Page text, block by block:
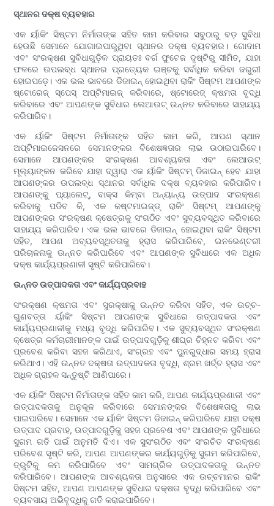
ସ୍ଥାନର ଦକ୍ଷ ବ୍ୟବହାର
ଏକ ର୍ୟାକିଂ ସିଷ୍ଟମ ନିର୍ମାତାଙ୍କ ସହିତ କାମ କରିବାର ସବୁଠାରୁ ବଡ଼ ସୁବିଧା
ହେଉଛି ସେମାନେ ଯୋଗାଇପାରୁଥିବା ସ୍ଥାନର ଦକ୍ଷ ବ୍ୟବହାର। ଗୋଦାମ
ଏବଂ ସଂରକ୍ଷଣ ସୁବିଧାଗୁଡ଼ିକ ପ୍ରାୟତଃ ବର୍ଗ ଫୁଟେଜ ଦୃଷ୍ଟିରୁ ସୀମିତ, ଯାହା
ଫଳରେ ଉପଲବ୍ଧ ସ୍ଥାନର ପ୍ରତ୍ୟେକ ଇଞ୍ଚକୁ ସର୍ବାଧିକ କରିବା ଜରୁରୀ
ହୋଇପଡ଼େ। ଏକ ଭଲ ଭାବରେ ଡିଜାଇନ୍ ହୋଇଥିବା ରାକିଂ ସିଷ୍ଟମ ଆପଣଙ୍କ
ଷ୍ଟୋରେଜ୍ ସ୍ପେସ୍ ଅପ୍ଟିମାଇଜ୍ କରିବାରେ, ଷ୍ଟୋରେଜ୍ କ୍ଷମତା ବୃଦ୍ଧି
କରିବାରେ ଏବଂ ଆପଣଙ୍କ ସୁବିଧାର ଲେଆଉଟ୍ ଉନ୍ନତ କରିବାରେ ସାହାଯ୍ୟ
କରିପାରିବ।
ଏକ ର୍ୟାକିଂ ସିଷ୍ଟମ ନିର୍ମାତାଙ୍କ ସହିତ କାମ କରି, ଆପଣ ସ୍ଥାନ
ଅପ୍ଟିମାଇଜେସନରେ ସେମାନଙ୍କର ବିଶେଷଜ୍ଞତାର ଲାଭ ଉଠାଇପାରିବେ।
ସେମାନେ ଆପଣଙ୍କର ସଂରକ୍ଷଣ ଆବଶ୍ୟକତା ଏବଂ ଲେଆଉଟ୍
ମୂଲ୍ୟାଙ୍କନ କରିବେ ଯାହା ଦ୍ୱାରା ଏକ ର୍ୟାକିଂ ସିଷ୍ଟମ୍ ଡିଜାଇନ୍ ହେବ ଯାହା
ଆପଣଙ୍କର ଉପଲବ୍ଧ ସ୍ଥାନର ସର୍ବାଧିକ ଦକ୍ଷ ବ୍ୟବହାର କରିପାରିବ।
ଆପଣଙ୍କୁ ପ୍ୟାଲେଟ୍, ବାକ୍ସ କିମ୍ବା ଅନ୍ୟାନ୍ୟ ଉତ୍ପାଦ ସଂରକ୍ଷଣ
କରିବାକୁ ପଡିବ କି, ଏକ କଷ୍ଟମାଇଜ୍ଡ୍ ରାକିଂ ସିଷ୍ଟମ୍ ଆପଣଙ୍କୁ
ଆପଣଙ୍କର ସଂରକ୍ଷଣ କ୍ଷେତ୍ରକୁ ସଂଗଠିତ ଏବଂ ସୁବ୍ୟବସ୍ଥିତ କରିବାରେ
ସାହାଯ୍ୟ କରିପାରିବ। ଏକ ଭଲ ଭାବରେ ଡିଜାଇନ୍ ହୋଇଥିବା ରାକିଂ ସିଷ୍ଟମ
ସହିତ, ଆପଣ ଅବ୍ୟବସ୍ଥିତତାକୁ ହ୍ରାସ କରିପାରିବେ, ଇନଭେଣ୍ଟରୀ
ପରିଚାଳନାକୁ ଉନ୍ନତ କରିପାରିବେ ଏବଂ ଆପଣଙ୍କ ସୁବିଧାରେ ଏକ ଅଧିକ
ଦକ୍ଷ କାର୍ଯ୍ୟପ୍ରଣାଳୀ ସୃଷ୍ଟି କରିପାରିବେ।
ଉନ୍ନତ ଉତ୍ପାଦକତା ଏବଂ କାର୍ଯ୍ୟପ୍ରବାହ
ସଂରକ୍ଷଣ କ୍ଷମତା ଏବଂ ସୁରକ୍ଷାକୁ ଉନ୍ନତ କରିବା ସହିତ, ଏକ ଉଚ୍ଚ-
ଗୁଣବତ୍ତା ର୍ୟାକିଂ ସିଷ୍ଟମ ଆପଣଙ୍କ ସୁବିଧାରେ ଉତ୍ପାଦକତା ଏବଂ
କାର୍ଯ୍ୟପ୍ରଣାଳୀକୁ ମଧ୍ୟ ବୃଦ୍ଧି କରିପାରିବ। ଏକ ସୁବ୍ୟବସ୍ଥିତ ସଂରକ୍ଷଣ
କ୍ଷେତ୍ର କର୍ମଚାରୀମାନଙ୍କ ପାଇଁ ଉତ୍ପାଦଗୁଡ଼ିକୁ ଶୀଘ୍ର ଚିହ୍ନଟ କରିବା ଏବଂ
ପ୍ରବେଶ କରିବା ସହଜ କରିଥାଏ, ସଂଗ୍ରହ ଏବଂ ପୁନରୁଦ୍ଧାର ସମୟ ହ୍ରାସ
କରିଥାଏ। ଏହି ଉନ୍ନତ ଦକ୍ଷତା ଉତ୍ପାଦକତା ବୃଦ୍ଧି, ଶ୍ରମ ଖର୍ଚ୍ଚ ହ୍ରାସ ଏବଂ
ଅଧିକ ଗ୍ରାହକ ସନ୍ତୁଷ୍ଟି ଆଣିପାରେ।
ଏକ ର୍ୟାକିଂ ସିଷ୍ଟମ ନିର୍ମାତାଙ୍କ ସହିତ କାମ କରି, ଆପଣ କାର୍ଯ୍ୟପ୍ରଣାଳୀ ଏବଂ
ଉତ୍ପାଦକତାକୁ ଅନୁକୂଳ କରିବାରେ ସେମାନଙ୍କର ବିଶେଷଜ୍ଞତାରୁ ଲାଭ
ପାଇପାରିବେ। ସେମାନେ ଏକ ର୍ୟାକିଂ ସିଷ୍ଟମ ଡିଜାଇନ୍ କରିପାରିବେ ଯାହା ଦକ୍ଷ
ଉତ୍ପାଦ ପ୍ରବାହ, ଉତ୍ପାଦଗୁଡ଼ିକୁ ସହଜ ପ୍ରବେଶ ଏବଂ ଆପଣଙ୍କ ସୁବିଧାରେ
ସୁଗମ ଗତି ପାଇଁ ଅନୁମତି ଦିଏ। ଏକ ସୁସଂଗଠିତ ଏବଂ ସଂରଚିତ ସଂରକ୍ଷଣ
ପରିବେଶ ସୃଷ୍ଟି କରି, ଆପଣ ଆପଣଙ୍କର କାର୍ଯ୍ୟଗୁଡ଼ିକୁ ସୁଗମ କରିପାରିବେ,
ତ୍ରୁଟିକୁ କମ କରିପାରିବେ ଏବଂ ସାମଗ୍ରିକ ଉତ୍ପାଦକତାକୁ ଉନ୍ନତ
କରିପାରିବେ। ଆପଣଙ୍କ ଆବଶ୍ୟକତା ଅନୁସାରେ ଏକ ଉଚ୍ଚମାନର ରାକିଂ
ସିଷ୍ଟମ ସହିତ, ଆପଣ ଆପଣଙ୍କ ସୁବିଧାର ଦକ୍ଷତା ବୃଦ୍ଧି କରିପାରିବେ ଏବଂ
ବ୍ୟବସାୟ ଅଭିବୃଦ୍ଧିକୁ ଗତି କରାଇପାରିବେ।